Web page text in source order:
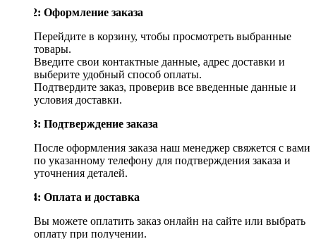
Шаг 2: Оформление заказа
Перейдите в корзину, чтобы просмотреть выбранные
товары.
Введите свои контактные данные, адрес доставки и
выберите удобный способ оплаты.
Подтвердите заказ, проверив все введенные данные и
условия доставки.
Шаг 3: Подтверждение заказа
После оформления заказа наш менеджер свяжется с вами
по указанному телефону для подтверждения заказа и
уточнения деталей.
Шаг 4: Оплата и доставка
Вы можете оплатить заказ онлайн на сайте или выбрать
оплату при получении.